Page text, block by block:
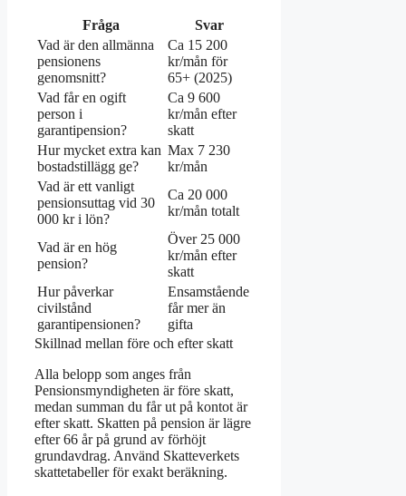
Fråga
Svar
Vad är den allmänna
pensionens
genomsnitt?
Ca 15 200
kr/mån för
65+ (2025)
Vad får en ogift
person i
garantipension?
Ca 9 600
kr/mån efter
skatt
Hur mycket extra kan
bostadstillägg ge?
Max 7 230
kr/mån
Vad är ett vanligt
pensionsuttag vid 30
000 kr i lön?
Ca 20 000
kr/mån totalt
Vad är en hög
pension?
Över 25 000
kr/mån efter
skatt
Hur påverkar
civilstånd
garantipensionen?
Ensamstående
får mer än
gifta
Skillnad mellan före och efter skatt
Alla belopp som anges från
Pensionsmyndigheten är före skatt,
medan summan du får ut på kontot är
efter skatt. Skatten på pension är lägre
efter 66 år på grund av förhöjt
grundavdrag. Använd Skatteverkets
skattetabeller för exakt beräkning.